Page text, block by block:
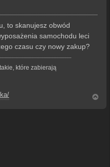
to skanujesz obwód
samochodu leci
czasu czy nowy zakup?
które zabierają